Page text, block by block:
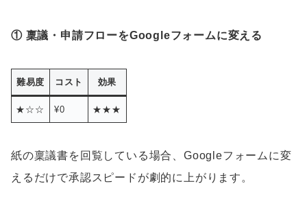
① 稟議・申請フローをGoogleフォームに変える
難易度 コスト 効果
★☆☆ ¥0 ★★★
紙の稟議書を回覧している場合、Googleフォームに変
えるだけで承認スピードが劇的に上がります。